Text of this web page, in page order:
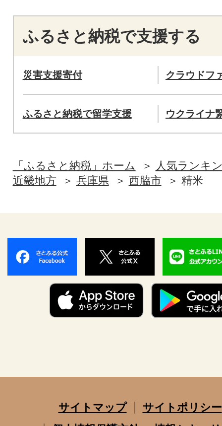
ふるさと納税で支援する
災害支援寄付 クラウドフ
ふるさと納税で留学支援 ウクライナ
「ふるさと納税」ホーム
人気ランキ
近畿地方
兵庫県 西脇市 精米
サイトマップ
サイトポリシー